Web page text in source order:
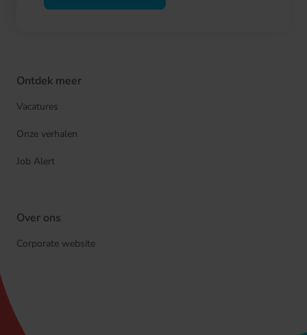
Ontdek meer
Vacatures
Onze verhalen
Job Alert
Over ons
Corporate website